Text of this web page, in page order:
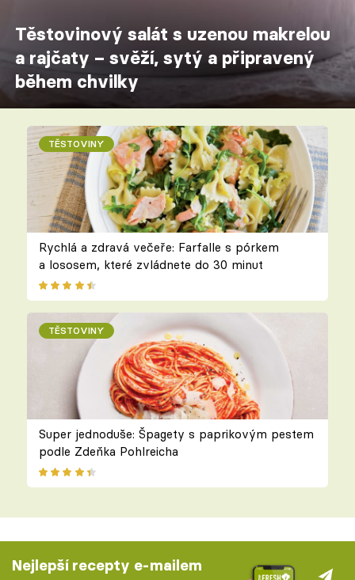
Těstovinový salát s uzenou makrelou
a rajčaty – svěží, sytý a připravený
během chvilky
TĚSTOVINY
Rychlá a zdravá večeře: Farfalle s pórkem
a lososem, které zvládnete do 30 minut
TĚSTOVINY
Super jednoduše: Špagety s paprikovým pestem
podle Zdeňka Pohlreicha
Nejlepší recepty e-mailem